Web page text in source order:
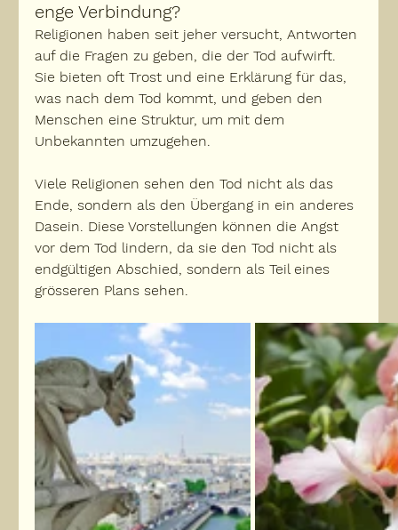
enge Verbindung?
Religionen haben seit jeher versucht, Antworten
auf die Fragen zu geben, die der Tod aufwirft.
Sie bieten oft Trost und eine Erklärung für das,
was nach dem Tod kommt, und geben den
Menschen eine Struktur, um mit dem
Unbekannten umzugehen.
Viele Religionen sehen den Tod nicht als das
Ende, sondern als den Übergang in ein anderes
Dasein. Diese Vorstellungen können die Angst
vor dem Tod lindern, da sie den Tod nicht als
endgültigen Abschied, sondern als Teil eines
grösseren Plans sehen.